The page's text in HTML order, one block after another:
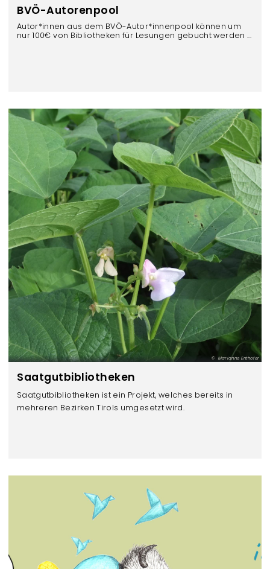
BVÖ-Autorenpool
Autor*innen aus dem BVÖ-Autor*innenpool können um
nur 100€ von Bibliotheken für Lesungen gebucht werden ...
Marianne Enthofer
Saatgutbibliotheken
Saatgutbibliotheken ist ein Projekt, welches bereits in
mehreren Bezirken Tirols umgesetzt wird.